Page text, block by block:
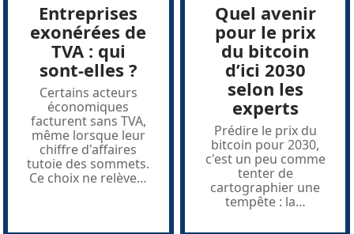
Entreprises
exonérées de
TVA : qui
sont-elles ?
Certains acteurs
économiques
facturent sans TVA,
même lorsque leur
chiffre d'affaires
tutoie des sommets.
Ce choix ne relève…
Quel avenir
pour le prix
du bitcoin
d’ici 2030
selon les
experts
Prédire le prix du
bitcoin pour 2030,
c'est un peu comme
tenter de
cartographier une
tempête : la…